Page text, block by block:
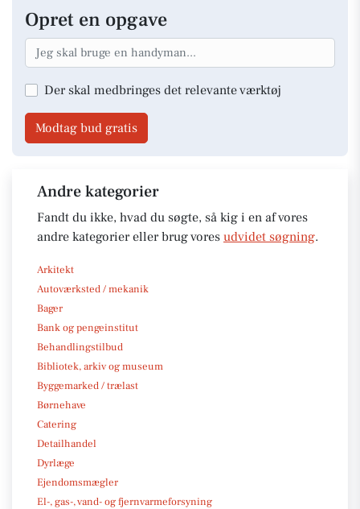
Opret en opgave
Der skal medbringes det relevante værktøj
Modtag bud gratis
Andre kategorier
Fandt du ikke, hvad du søgte, så kig i en af vores
andre kategorier eller brug vores udvidet søgning.
Arkitekt
Autoværksted / mekanik
Bager
Bank og pengeinstitut
Behandlingstilbud
Bibliotek, arkiv og museum
Byggemarked / trælast
Børnehave
Catering
Detailhandel
Dyrlæge
Ejendomsmægler
El-, gas-, vand- og fjernvarmeforsyning